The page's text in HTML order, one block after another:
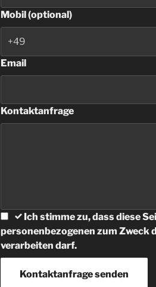
Mobil (optional)
Email
Kontaktanfrage
Ich stimme zu, dass diese
personenbezogenen zum Zweck
verarbeiten darf.
Kontaktanfrage senden